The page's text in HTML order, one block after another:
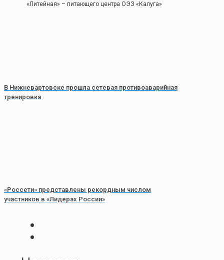
«Литейная» – питающего центра ОЭЗ «Калуга»
В Нижневартовске прошла сетевая противоаварийная
тренировка
«Россети» представлены рекордным числом
участников в «Лидерах России»